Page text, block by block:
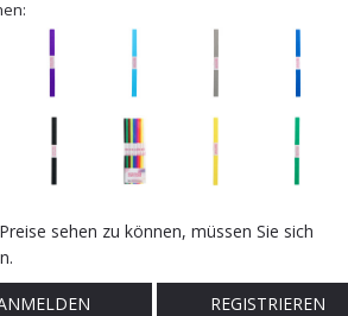
sehen zu können, müssen Sie sich
REGISTRIEREN